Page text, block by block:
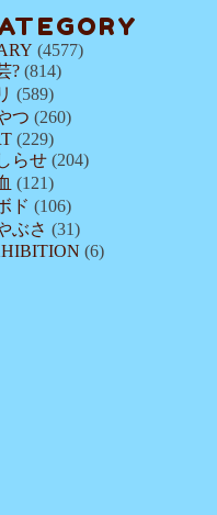
(4577)
? (814)
(589)
つ (260)
(229)
らせ (204)
(121)
ド (106)
ぶさ (31)
(6)